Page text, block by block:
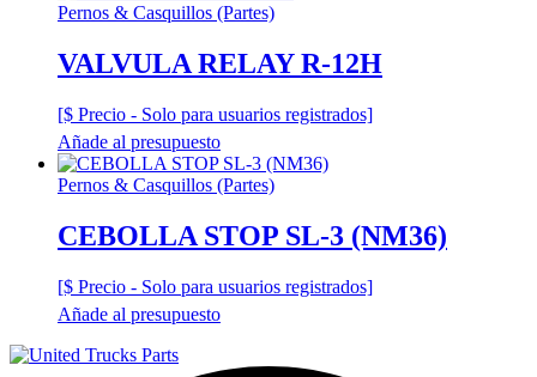
Pernos & Casquillos (Partes)
VALVULA RELAY R-12H
[$ Precio - Solo para usuarios registrados]
Añade al presupuesto
Pernos & Casquillos (Partes)
CEBOLLA STOP SL-3 (NM36)
[$ Precio - Solo para usuarios registrados]
Añade al presupuesto